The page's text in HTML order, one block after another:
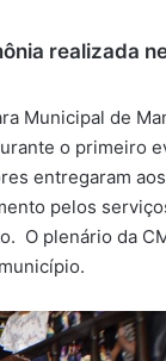
realizada
Municipal de
o primeiro
entregaram
pelos
O plenário da